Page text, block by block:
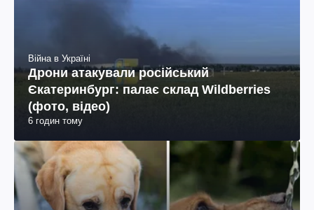
Війна в Україні
Дрони атакували російський
Єкатеринбург: палає склад Wildberries
(фото, відео)
6 годин тому